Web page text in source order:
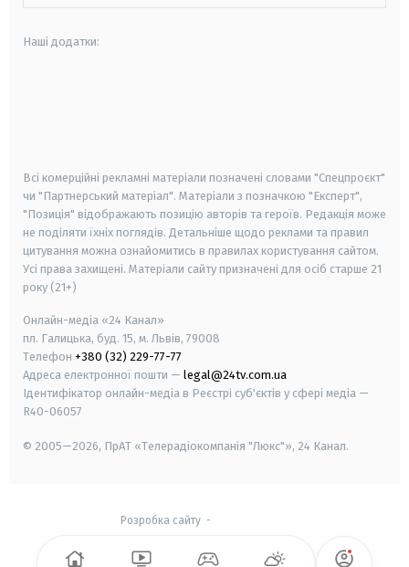
Наші додатки:
Всі комерційні рекламні матеріали позначені словами "Спецпроєкт"
чи "Партнерський матеріал". Матеріали з позначкою "Експерт",
"Позиція" відображають позицію авторів та героїв. Редакція може
не поділяти їхніх поглядів. Детальніше щодо реклами та правил
цитування можна ознайомитись в правилах користування сайтом.
Усі права захищені. Матеріали сайту призначені для осіб старше 21
року (21+)
Онлайн-медіа «24 Канал»
пл. Галицька, буд. 15, м. Львів, 79008
Телефон +380 (32) 229-77-77
Адреса електронної пошти — legal@24tv.com.ua
Ідентифікатор онлайн-медіа в Реєстрі суб'єктів у сфері медіа —
R40-06057
© 2005—2026, ПрАТ «Телерадіокомпанія "Люкс"», 24 Канал.
Розробка сайту-